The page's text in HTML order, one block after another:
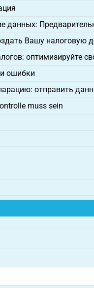
данных:
Вашу налоговую
оптимизируйте
ошибки
отправить
muss sein